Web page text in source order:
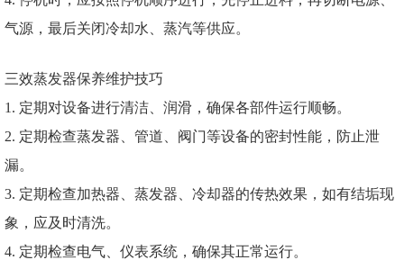
气源，最后关闭冷却水、蒸汽等供应。
三效蒸发器保养维护技巧
1. 定期对设备进行清洁、润滑，确保各部件运行顺畅。
2. 定期检查蒸发器、管道、阀门等设备的密封性能，防止泄
漏。
3. 定期检查加热器、蒸发器、冷却器的传热效果，如有结垢现
象，应及时清洗。
4. 定期检查电气、仪表系统，确保其正常运行。